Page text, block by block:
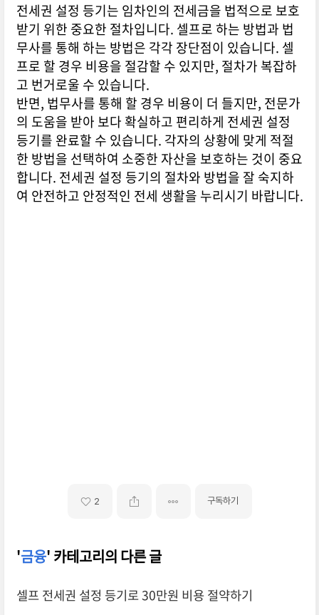
전세권 설정 등기는 임차인의 전세금을 법적으로 보호
받기 위한 중요한 절차입니다. 셀프로 하는 방법과 법
무사를 통해 하는 방법은 각각 장단점이 있습니다. 셀
프로 할 경우 비용을 절감할 수 있지만, 절차가 복잡하
고 번거로울 수 있습니다.
반면, 법무사를 통해 할 경우 비용이 더 들지만, 전문가
의 도움을 받아 보다 확실하고 편리하게 전세권 설정
등기를 완료할 수 있습니다. 각자의 상황에 맞게 적절
한 방법을 선택하여 소중한 자산을 보호하는 것이 중요
합니다. 전세권 설정 등기의 절차와 방법을 잘 숙지하
여 안전하고 안정적인 전세 생활을 누리시기 바랍니다.
2 구독하기
'금융' 카테고리의 다른 글
셀프 전세권 설정 등기로 30만원 비용 절약하기